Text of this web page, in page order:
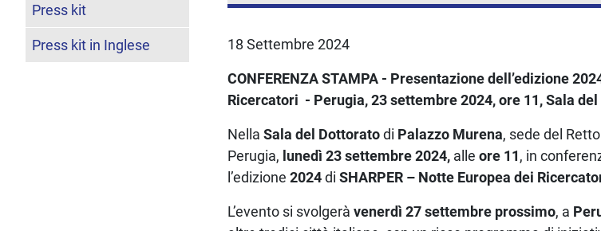
18 Settembre 2024
CONFERENZA STAMPA - Presentazione dell’edizione
Ricercatori - Perugia, 23 settembre 2024, ore 11, Sala
NellaSala del Dottoratodi Palazzo Murena, sede del
Perugia, lunedì 23 settembre 2024, alle ore 11, in
l’edizione2024di SHARPER – Notte Europea dei
L’evento si svolgeràvenerdì 27 settembre prossimo, a
Press kit
Press kit in Inglese